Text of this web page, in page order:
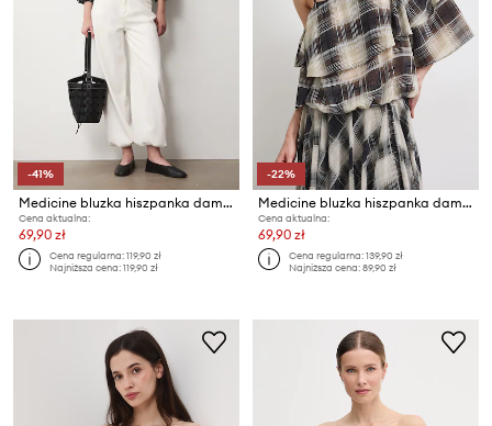
-41%
Medicine bluzka hiszpanka damska z wiskozą
Cena aktualna:
69,90 zł
Cena regularna:119,90 zł
Najniższa cena:119,90 zł
-22%
Medicine bluzka hiszpanka damska
Cena aktualna:
69,90 zł
Cena regularna:139,90 zł
Najniższa cena:89,90 zł